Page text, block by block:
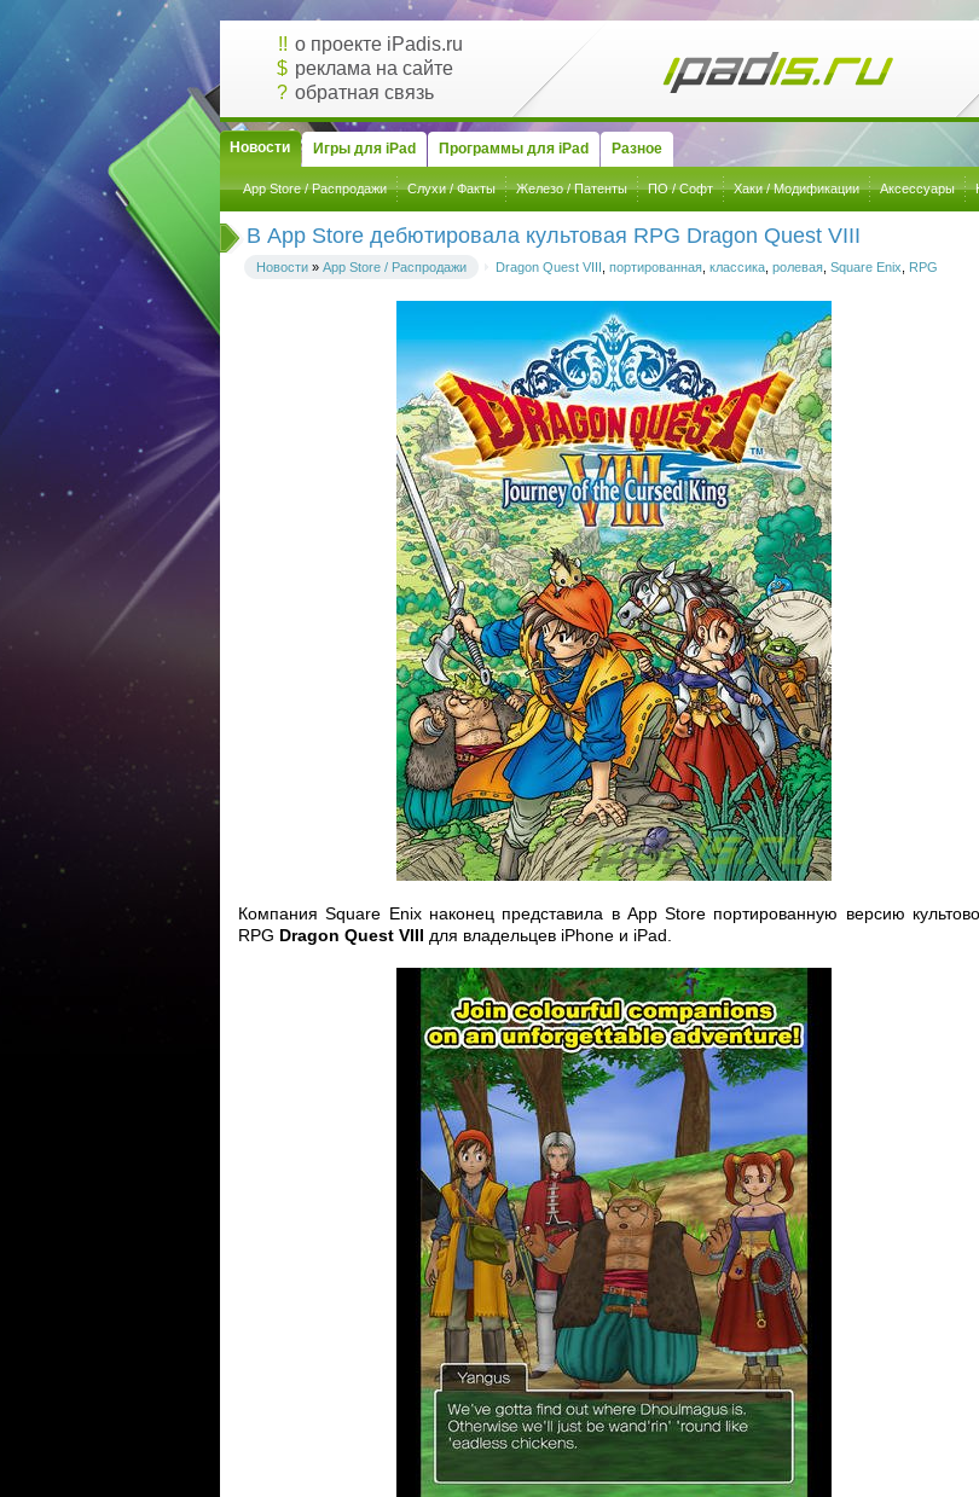
!! о проекте iPadis.ru
$ реклама на сайте
? обратная связь
Новости Игры для iPad Программы для iPad Разное
App Store / Распродажи Слухи / Факты Железо / Патенты ПО / Софт Хаки / Модификации Аксессуары
В App Store дебютировала культовая RPG Dragon Quest VIII
Новости » App Store / Распродажи Dragon Quest VIII портированная классика ролевая Square Enix RPG
Компания Square Enix наконец представила в App Store портированную версию
RPG Dragon Quest VIII для владельцев iPhone и iPad.